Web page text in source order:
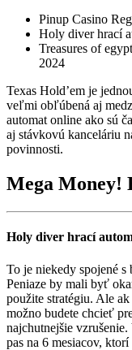
Pinup Casino
Holy diver hrací
Treasures of
2024
Texas Hold’em je
veľmi obľúbená aj
automat online ako sú
aj stávkovú kanceláriu
povinnosti.
Mega Money!
Holy diver hrací
To je niekedy spojené
Peniaze by mali byť
použite stratégiu. Ale
možno budete chcieť
najchutnejšie
pas na 6 mesiacov,